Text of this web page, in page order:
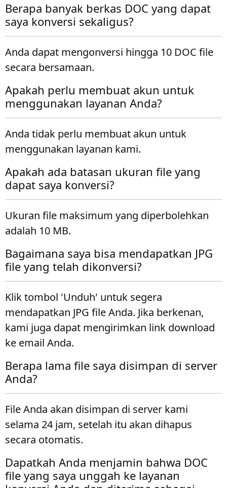
Berapa banyak berkas DOC yang dapat
saya konversi sekaligus?
Anda dapat mengonversi hingga 10 DOC file
secara bersamaan.
Apakah perlu membuat akun untuk
menggunakan layanan Anda?
Anda tidak perlu membuat akun untuk
menggunakan layanan kami.
Apakah ada batasan ukuran file yang
dapat saya konversi?
Ukuran file maksimum yang diperbolehkan
adalah 10 MB.
Bagaimana saya bisa mendapatkan JPG
file yang telah dikonversi?
Klik tombol 'Unduh' untuk segera
mendapatkan JPG file Anda. Jika berkenan,
kami juga dapat mengirimkan link download
ke email Anda.
Berapa lama file saya disimpan di server
Anda?
File Anda akan disimpan di server kami
selama 24 jam, setelah itu akan dihapus
secara otomatis.
Dapatkah Anda menjamin bahwa DOC
file yang saya unggah ke layanan